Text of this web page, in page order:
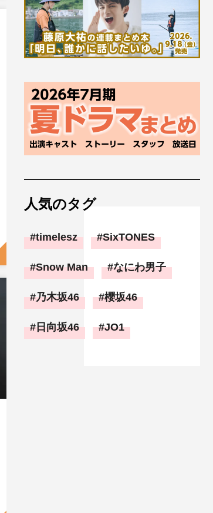
人気のタグ
timelesz SixTONES
Snow Man なにわ男子
乃木坂46 櫻坂46
日向坂46 JO1